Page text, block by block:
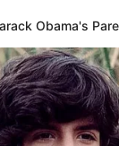
Ihre Tipps zu
und in
Obama's